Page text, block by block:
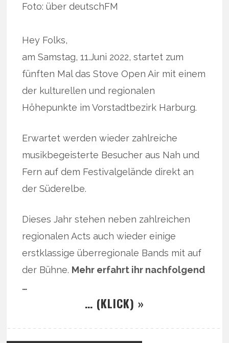
Foto: über deutschFM
Hey Folks,
am Samstag, 11.Juni 2022, startet zum
fünften Mal das Stove Open Air mit einem
der kulturellen und regionalen
Höhepunkte im Vorstadtbezirk Harburg.
Erwartet werden wieder zahlreiche
musikbegeisterte Besucher aus Nah und
Fern auf dem Festivalgelände direkt an
der Süderelbe.
Dieses Jahr stehen neben zahlreichen
regionalen Acts auch wieder einige
erstklassige überregionale Bands mit auf
der Bühne. Mehr erfahrt ihr nachfolgend
…
… (KLICK) »